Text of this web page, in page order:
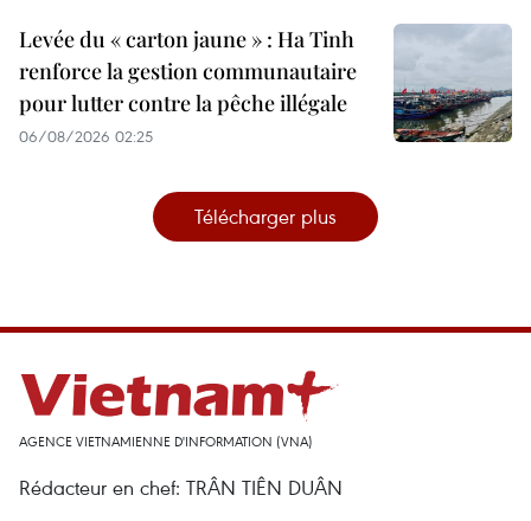
Levée du « carton jaune » : Ha Tinh
renforce la gestion communautaire
pour lutter contre la pêche illégale
06/08/2026 02:25
Télécharger plus
AGENCE VIETNAMIENNE D'INFORMATION (VNA)
Rédacteur en chef: TRÂN TIÊN DUÂN